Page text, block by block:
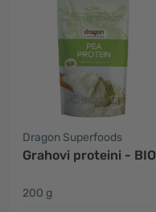
Dragon Superfoods
Grahovi proteini - BIO
200 g